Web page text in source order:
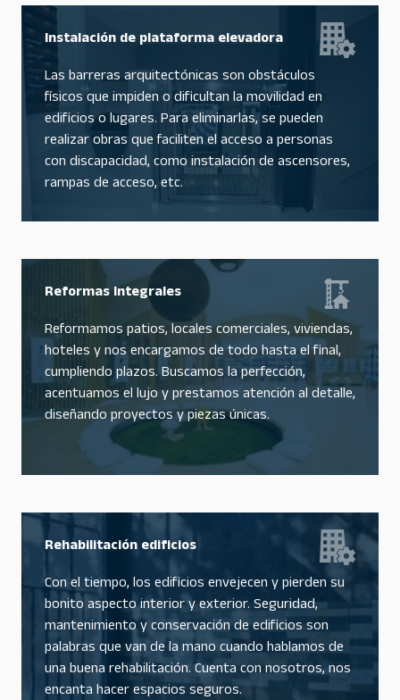
Instalación de plataforma elevadora
Las barreras arquitectónicas son obstáculos
físicos que impiden o dificultan la movilidad en
edificios o lugares. Para eliminarlas, se pueden
realizar obras que faciliten el acceso a personas
con discapacidad, como instalación de ascensores,
rampas de acceso, etc.
Reformas Integrales
Reformamos patios, locales comerciales, viviendas,
hoteles y nos encargamos de todo hasta el final,
cumpliendo plazos. Buscamos la perfección,
acentuamos el lujo y prestamos atención al detalle,
diseñando proyectos y piezas únicas.
Rehabilitación edificios
Con el tiempo, los edificios envejecen y pierden su
bonito aspecto interior y exterior. Seguridad,
mantenimiento y conservación de edificios son
palabras que van de la mano cuando hablamos de
una buena rehabilitación. Cuenta con nosotros, nos
encanta hacer espacios seguros.